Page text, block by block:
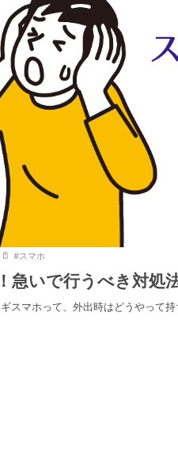
#スマホ
急いで行うべき対処
スマホって、外出時はどうやって